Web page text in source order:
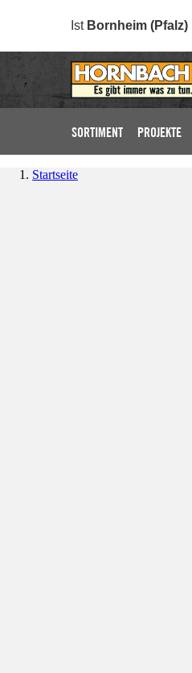
Ist Bornheim (Pfalz)
SORTIMENT PROJEKTE
Startseite